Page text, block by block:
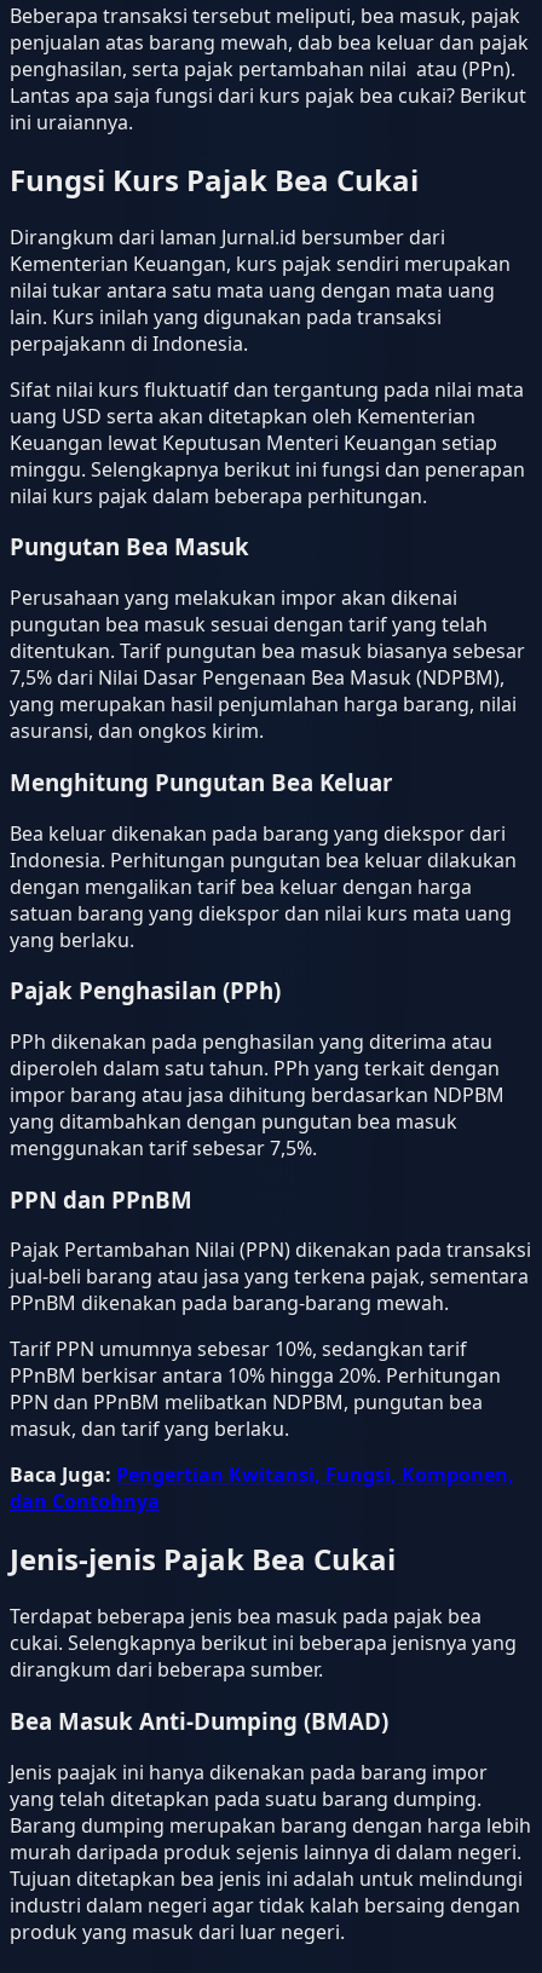
Beberapa transaksi tersebut meliputi, bea masuk, pajak
penjualan atas barang mewah, dab bea keluar dan pajak
penghasilan, serta pajak pertambahan nilai atau (PPn).
Lantas apa saja fungsi dari kurs pajak bea cukai? Berikut
ini uraiannya.
Fungsi Kurs Pajak Bea Cukai
Dirangkum dari laman Jurnal.id bersumber dari
Kementerian Keuangan, kurs pajak sendiri merupakan
nilai tukar antara satu mata uang dengan mata uang
lain. Kurs inilah yang digunakan pada transaksi
perpajakann di Indonesia.
Sifat nilai kurs fluktuatif dan tergantung pada nilai mata
uang USD serta akan ditetapkan oleh Kementerian
Keuangan lewat Keputusan Menteri Keuangan setiap
minggu. Selengkapnya berikut ini fungsi dan penerapan
nilai kurs pajak dalam beberapa perhitungan.
Pungutan Bea Masuk
Perusahaan yang melakukan impor akan dikenai
pungutan bea masuk sesuai dengan tarif yang telah
ditentukan. Tarif pungutan bea masuk biasanya sebesar
7,5% dari Nilai Dasar Pengenaan Bea Masuk (NDPBM),
yang merupakan hasil penjumlahan harga barang, nilai
asuransi, dan ongkos kirim.
Menghitung Pungutan Bea Keluar
Bea keluar dikenakan pada barang yang diekspor dari
Indonesia. Perhitungan pungutan bea keluar dilakukan
dengan mengalikan tarif bea keluar dengan harga
satuan barang yang diekspor dan nilai kurs mata uang
yang berlaku.
Pajak Penghasilan (PPh)
PPh dikenakan pada penghasilan yang diterima atau
diperoleh dalam satu tahun. PPh yang terkait dengan
impor barang atau jasa dihitung berdasarkan NDPBM
yang ditambahkan dengan pungutan bea masuk
menggunakan tarif sebesar 7,5%.
PPN dan PPnBM
Pajak Pertambahan Nilai (PPN) dikenakan pada transaksi
jual-beli barang atau jasa yang terkena pajak, sementara
PPnBM dikenakan pada barang-barang mewah.
Tarif PPN umumnya sebesar 10%, sedangkan tarif
PPnBM berkisar antara 10% hingga 20%. Perhitungan
PPN dan PPnBM melibatkan NDPBM, pungutan bea
masuk, dan tarif yang berlaku.
Baca Juga: Pengertian Kwitansi, Fungsi, Komponen,
dan Contohnya
Jenis-jenis Pajak Bea Cukai
Terdapat beberapa jenis bea masuk pada pajak bea
cukai. Selengkapnya berikut ini beberapa jenisnya yang
dirangkum dari beberapa sumber.
Bea Masuk Anti-Dumping (BMAD)
Jenis paajak ini hanya dikenakan pada barang impor
yang telah ditetapkan pada suatu barang dumping.
Barang dumping merupakan barang dengan harga lebih
murah daripada produk sejenis lainnya di dalam negeri.
Tujuan ditetapkan bea jenis ini adalah untuk melindungi
industri dalam negeri agar tidak kalah bersaing dengan
produk yang masuk dari luar negeri.